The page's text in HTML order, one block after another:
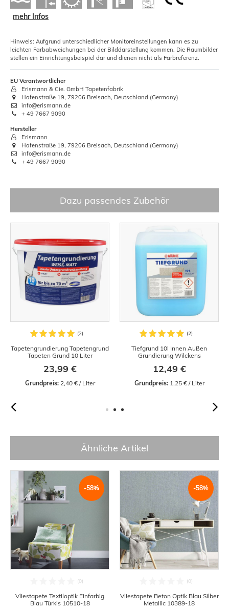
mehr Infos
Hinweis: Aufgrund unterschiedlicher Monitoreinstellungen kann es zu
leichten Farbabweichungen bei der Bilddarstellung kommen. Die Raumbilder
stellen ein Einrichtungsbeispiel dar und dienen nicht als Farbreferenz.
EU Verantwortlicher
Erismann & Cie. GmbH Tapetenfabrik
Hafenstraße 19, 79206 Breisach, Deutschland (Germany)
info@erismann.de
+ 49 7667 9090
Hersteller
Erismann
Hafenstraße 19, 79206 Breisach, Deutschland (Germany)
info@erismann.de
+ 49 7667 9090
Dazu passendes Zubehör
Tapetengrundierung Tapetengrund
Tapeten Grund 10 Liter
23,99 €
Grundpreis: 2,40 € / Liter
Tiefgrund 10l Innen Außen
Grundierung Wilckens
12,49 €
Grundpreis: 1,25 € / Liter
Ähnliche Artikel
-58%
Vliestapete Textiloptik Einfarbig
Blau Türkis 10510-18
-58%
Vliestapete Beton Optik Blau Silber
Metallic 10389-18